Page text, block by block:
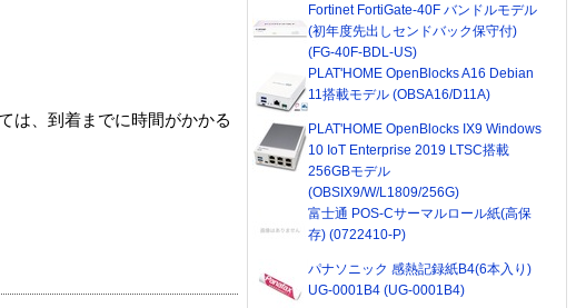
は、到着までに時間がかかる
Fortinet FortiGate-40F バンドルモデル
(初年度先出しセンドバック保守付)
(FG-40F-BDL-US)
PLAT'HOME OpenBlocks A16 Debian
11搭載モデル (OBSA16/D11A)
PLAT'HOME OpenBlocks IX9 Windows
10 IoT Enterprise 2019 LTSC搭載
256GBモデル
(OBSIX9/W/L1809/256G)
富士通 POS-Cサーマルロール紙(高保
存) (0722410-P)
パナソニック 感熱記録紙B4(6本入り)
UG-0001B4 (UG-0001B4)